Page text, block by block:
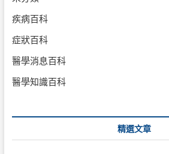
疾病百科
症狀百科
醫學消息百科
醫學知識百科
精選文章